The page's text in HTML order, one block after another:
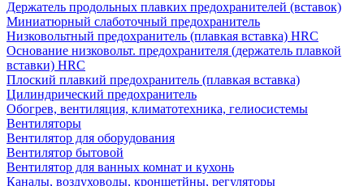
Держатель продольных плавких предохранителей (вставок)
Миниатюрный слаботочный предохранитель
Низковольтный предохранитель (плавкая вставка) HRC
Основание низковольт. предохранителя (держатель плавкой
вставки) HRC
Плоский плавкий предохранитель (плавкая вставка)
Цилиндрический предохранитель
Обогрев, вентиляция, климатотехника, гелиосистемы
Вентиляторы
Вентилятор для оборудования
Вентилятор бытовой
Вентилятор для ванных комнат и кухонь
Каналы, воздуховоды, кроншетйны, регуляторы